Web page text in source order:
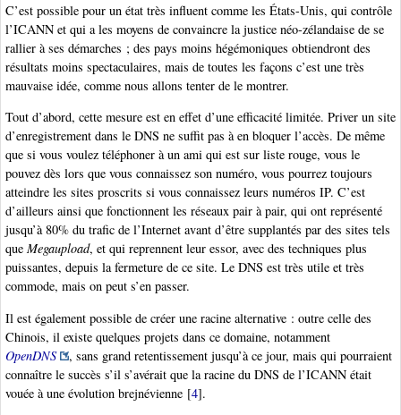
C’est possible pour un état très influent comme les États-Unis, qui contrôle
l’ICANN et qui a les moyens de convaincre la justice néo-zélandaise de se
rallier à ses démarches ; des pays moins hégémoniques obtiendront des
résultats moins spectaculaires, mais de toutes les façons c’est une très
mauvaise idée, comme nous allons tenter de le montrer.
Tout d’abord, cette mesure est en effet d’une efficacité limitée. Priver un site
d’enregistrement dans le DNS ne suffit pas à en bloquer l’accès. De même
que si vous voulez téléphoner à un ami qui est sur liste rouge, vous le
pouvez dès lors que vous connaissez son numéro, vous pourrez toujours
atteindre les sites proscrits si vous connaissez leurs numéros IP. C’est
d’ailleurs ainsi que fonctionnent les réseaux pair à pair, qui ont représenté
jusqu’à 80% du trafic de l’Internet avant d’être supplantés par des sites tels
que Megaupload, et qui reprennent leur essor, avec des techniques plus
puissantes, depuis la fermeture de ce site. Le DNS est très utile et très
commode, mais on peut s’en passer.
Il est également possible de créer une racine alternative : outre celle des
Chinois, il existe quelques projets dans ce domaine, notamment
OpenDNS
, sans grand retentissement jusqu’à ce jour, mais qui pourraient
connaître le succès s’il s’avérait que la racine du DNS de l’ICANN était
vouée à une évolution brejnévienne [4].